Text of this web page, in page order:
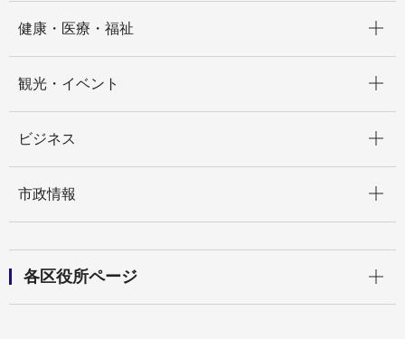
健康・医療・福祉
観光・イベント
ビジネス
市政情報
各区役所ページ